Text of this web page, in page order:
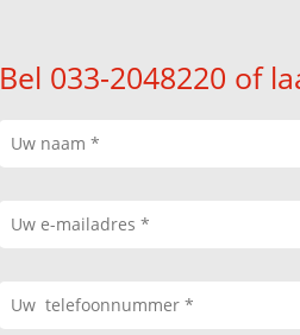
Bel 033-2048220 of